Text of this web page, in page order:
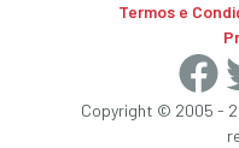
Termos e
Copyright © 2005 -